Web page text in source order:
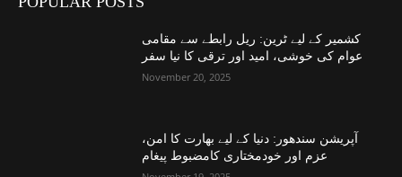
کشمیر کے لیے ٹرین: ریل رابطے سے مقامی
عوام کی خوشی، امید اور ترقی کا نیا سفر
November 20, 2025
آپریشن سندھور: دنیا کے لیے بھارت کا امن،
عزم اور خودمختاری کامضبوط پیغام